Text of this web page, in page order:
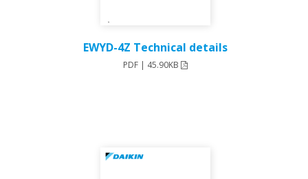
EWYD-4Z Technical details
PDF | 45.90KB